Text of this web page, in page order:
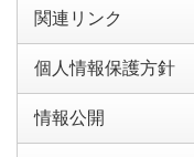
関連リンク
個人情報保護方針
情報公開